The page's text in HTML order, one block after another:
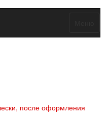
после оформления